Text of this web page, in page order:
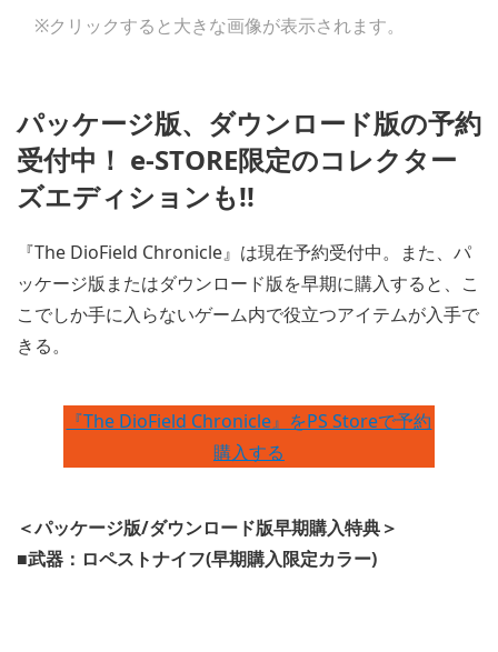
※クリックすると大きな画像が表示されます。
パッケージ版、ダウンロード版の予約
受付中！ e-STORE限定のコレクター
ズエディションも!!
『The DioField Chronicle』は現在予約受付中。また、パ
ッケージ版またはダウンロード版を早期に購入すると、こ
こでしか手に入らないゲーム内で役立つアイテムが入手で
きる。
『The DioField Chronicle』をPS Storeで予約
購入する
＜パッケージ版/ダウンロード版早期購入特典＞
■武器：ロペストナイフ(早期購入限定カラー)